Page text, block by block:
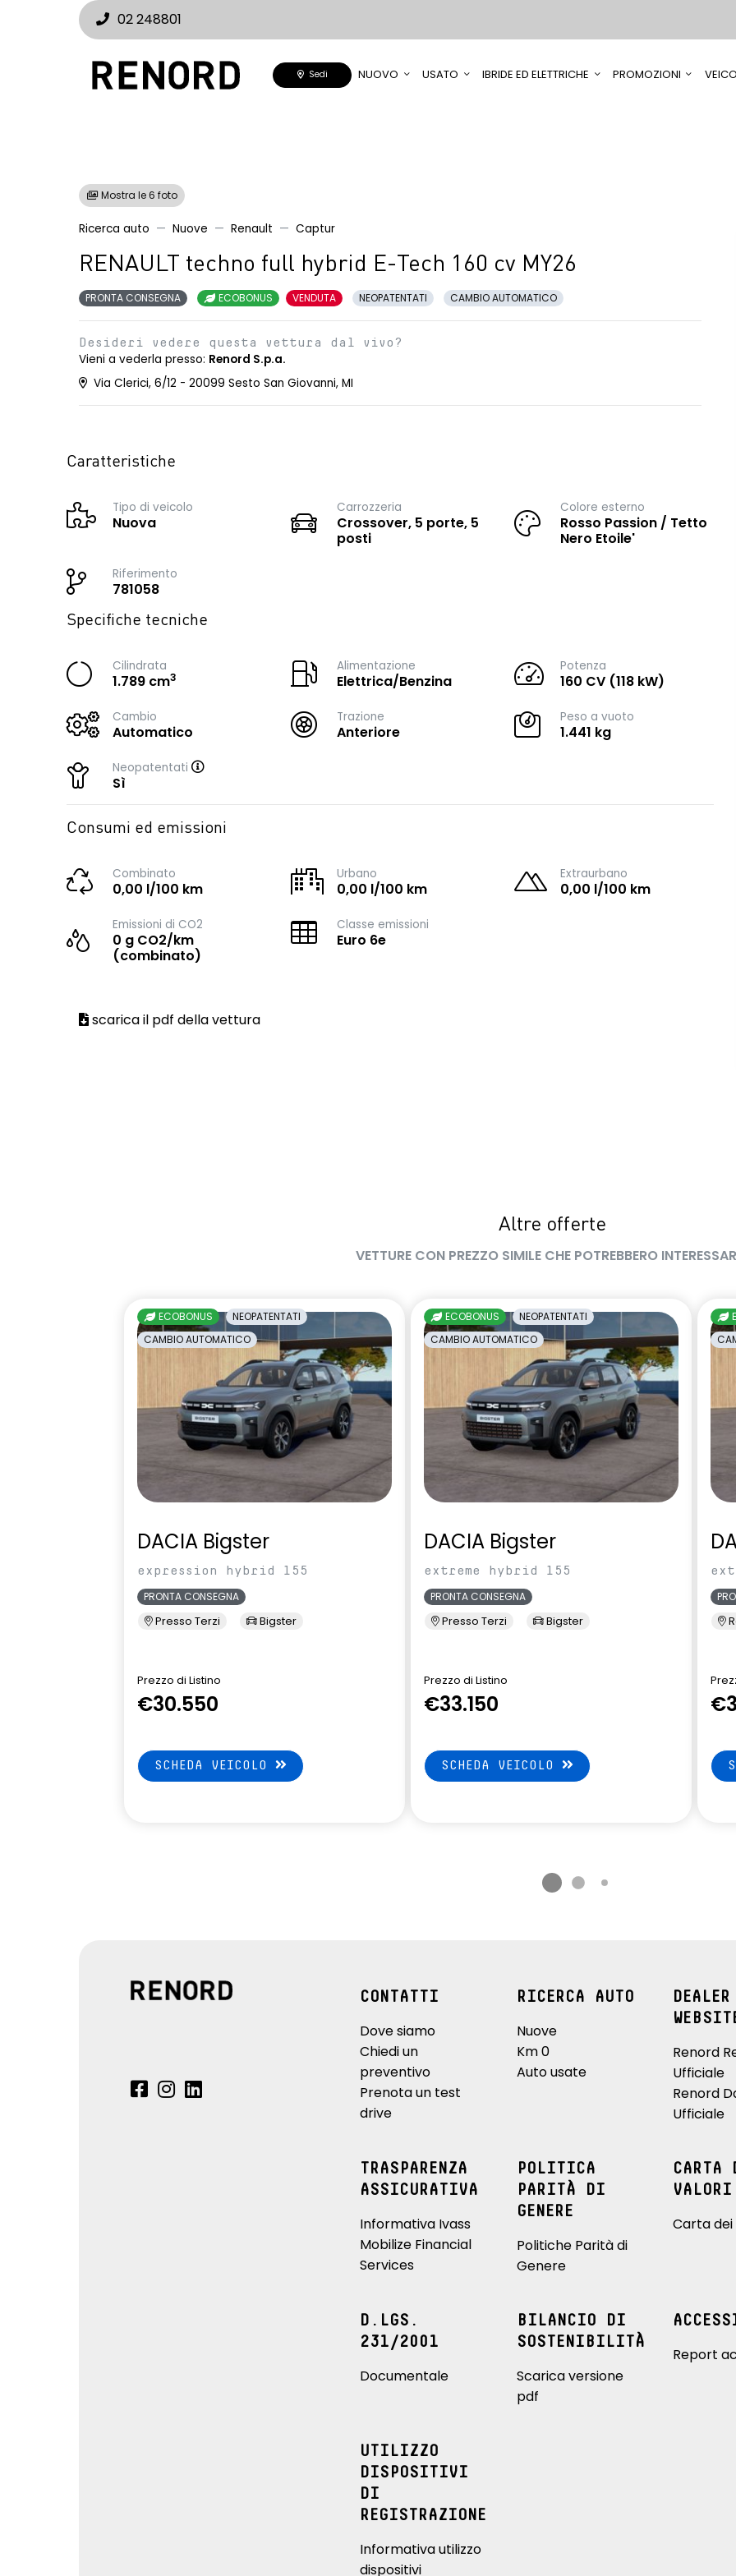
02 248801
Sedi NUOVO USATO IBRIDE ED ELETTRICHE PROMOZIONI
Mostra le 6 foto
Ricerca auto Nuove Renault Captur
RENAULT techno full hybrid E-Tech 160 cv MY26
PRONTA CONSEGNA ECOBONUS VENDUTA NEOPATENTATI CAMBIO AUTOMATICO
Desideri vedere questa vettura dal vivo?
Vieni a vederla presso: Renord S.p.a.
Via Clerici, 6/12 - 20099 Sesto San Giovanni, MI
Caratteristiche
Tipo di veicolo
Nuova
Carrozzeria
Crossover, 5 porte, 5
posti
Colore esterno
Rosso Passion / Tetto
Nero Etoile'
Riferimento
781058
Specifiche tecniche
Cilindrata
1.789 cm3
Alimentazione
Elettrica/Benzina
Potenza
160 CV (118 kW)
Cambio
Automatico
Trazione
Anteriore
Peso a vuoto
1.441 kg
Neopatentati
Sì
Consumi ed emissioni
Combinato
0,00 l/100 km
Urbano
0,00 l/100 km
Extraurbano
0,00 l/100 km
Emissioni di CO2
0 g CO2/km
(combinato)
Classe emissioni
Euro 6e
scarica il pdf della vettura
Altre offerte
VETTURE CON PREZZO SIMILE CHE POTREBBERO
ECOBONUS
NEOPATENTATI
CAMBIO AUTOMATICO
DACIA Bigster
expression hybrid 155
PRONTA CONSEGNA
Presso Terzi Bigster
Prezzo di Listino
€30.550
SCHEDA VEICOLO
ECOBONUS
NEOPATENTATI
CAMBIO AUTOMATICO
DACIA Bigster
extreme hybrid 155
PRONTA CONSEGNA
Presso Terzi Bigster
Prezzo di Listino
€33.150
SCHEDA VEICOLO
CONTATTI
Dove siamo
Chiedi un
preventivo
Prenota un test
drive
RICERCA AUTO
Nuove
Km 0
Auto usate
DEALER
Renord
Ufficiale
Renord
Ufficiale
TRASPARENZA
ASSICURATIVA
Informativa Ivass
Mobilize Financial
Services
POLITICA
PARITÀ DI
GENERE
Politiche Parità di
Genere
CARTA
VALORI
Carta dei
D.LGS.
231/2001
Documentale
BILANCIO DI
SOSTENIBILITÀ
Scarica versione
pdf
Report
UTILIZZO
DISPOSITIVI
DI
REGISTRAZIONE
Informativa utilizzo
dispositivi